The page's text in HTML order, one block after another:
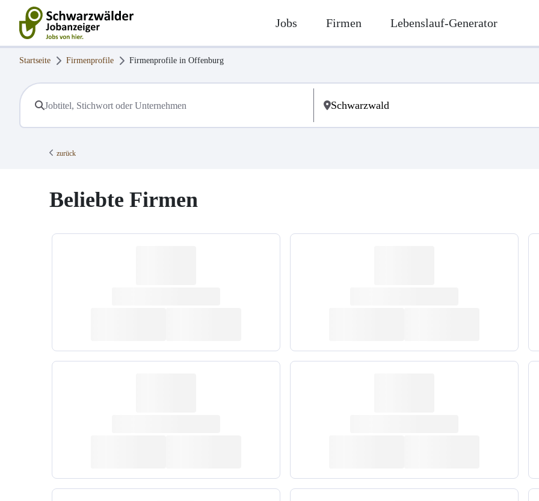
Jobs Firmen Lebenslauf-Generator
Startseite Firmenprofile Firmenprofile in Offenburg
zurück
Beliebte Firmen